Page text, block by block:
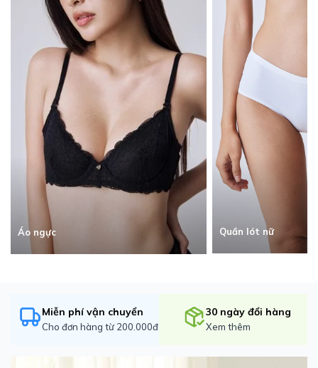
Áo ngực Quần lót nữ
Miễn phí vận chuyển
Cho đơn hàng từ 200.000đ
30 ngày đổi hàng
Xem thêm